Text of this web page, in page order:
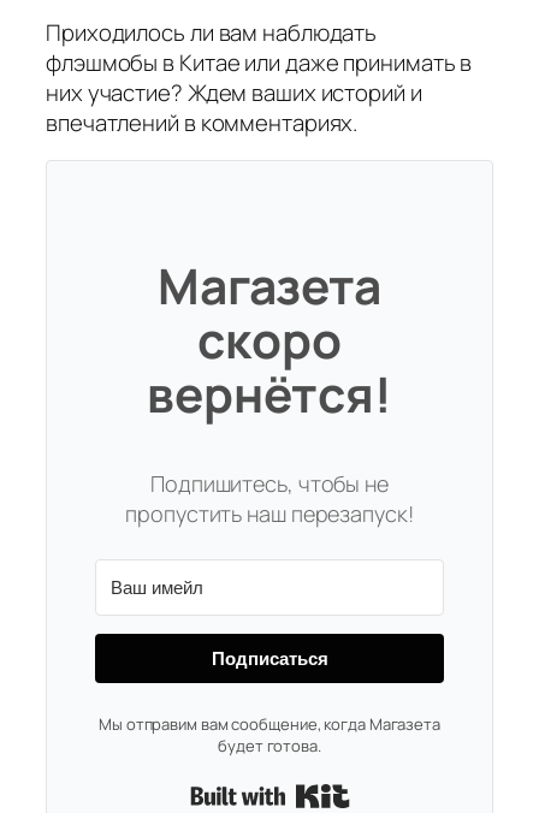
Приходилось ли вам наблюдать
флэшмобы в Китае или даже принимать в
них участие? Ждем ваших историй и
впечатлений в комментариях.
Магазета
скоро
вернётся!
Подпишитесь, чтобы не
пропустить наш перезапуск!
Подписаться
Мы отправим вам сообщение, когда Магазета
будет готова.